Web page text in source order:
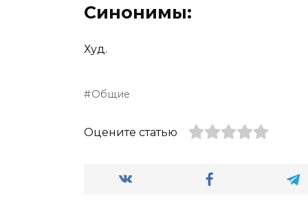
Синонимы:
Худ.
Общие
Оцените статью